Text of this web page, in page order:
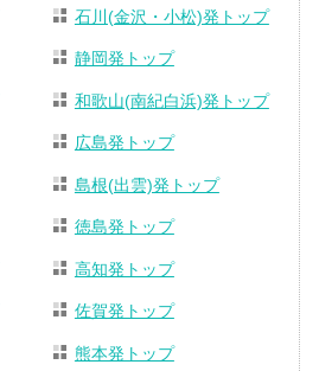
石川(金沢・小松)発トップ
静岡発トップ
和歌山(南紀白浜)発トップ
広島発トップ
島根(出雲)発トップ
徳島発トップ
高知発トップ
佐賀発トップ
熊本発トップ